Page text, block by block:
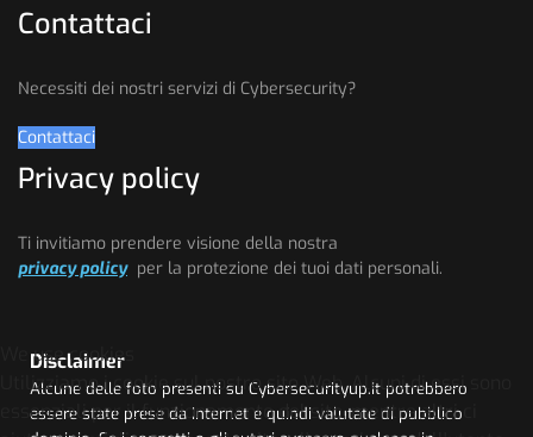
Contattaci
Necessiti dei nostri servizi di Cybersecurity?
Contattaci
Privacy policy
Ti invitiamo prendere visione della nostra
privacy policyper la protezione dei tuoi dati personali.
Disclaimer
Alcune delle foto presenti su Cybersecurityup.it potrebbero
essere state prese da Internet e quindi valutate di pubblico
We use cookies
Utilizziamo i cookie sul nostro sito Web. Alcuni di essi sono
essenziali per il funzionamento del sito, mentre altri ci